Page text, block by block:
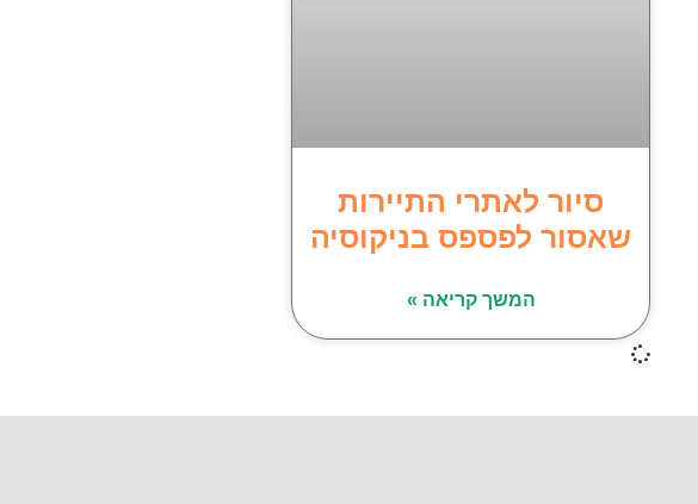
סיור לאתרי התיירות
שאסור לפספס בניקוסיה
המשך קריאה »